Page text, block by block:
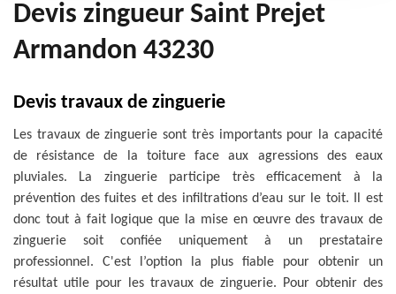
Devis zingueur Saint Prejet
Armandon 43230
Devis travaux de zinguerie
Les travaux de zinguerie sont très importants pour la capacité
de résistance de la toiture face aux agressions des eaux
pluviales. La zinguerie participe très efficacement à la
prévention des fuites et des infiltrations d’eau sur le toit. Il est
donc tout à fait logique que la mise en œuvre des travaux de
zinguerie soit confiée uniquement à un prestataire
professionnel. C'est l’option la plus fiable pour obtenir un
résultat utile pour les travaux de zinguerie. Pour obtenir des